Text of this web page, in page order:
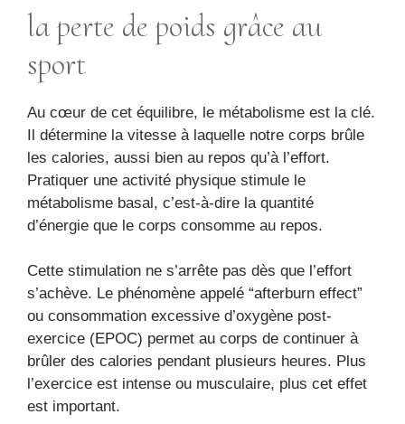
la perte de poids grâce au
sport
Au cœur de cet équilibre, le métabolisme est la clé.
Il détermine la vitesse à laquelle notre corps brûle
les calories, aussi bien au repos qu’à l’effort.
Pratiquer une activité physique stimule le
métabolisme basal, c’est-à-dire la quantité
d’énergie que le corps consomme au repos.
Cette stimulation ne s’arrête pas dès que l’effort
s’achève. Le phénomène appelé “afterburn effect”
ou consommation excessive d’oxygène post-
exercice (EPOC) permet au corps de continuer à
brûler des calories pendant plusieurs heures. Plus
l’exercice est intense ou musculaire, plus cet effet
est important.